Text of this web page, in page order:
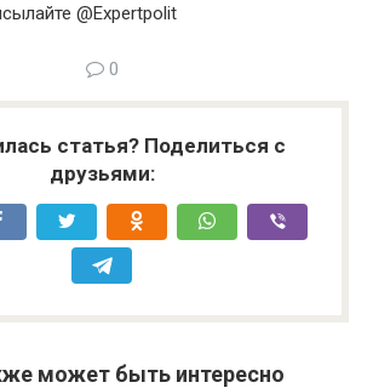
@Expertpolit
0
статья? Поделиться с
друзьями:
может быть интересно